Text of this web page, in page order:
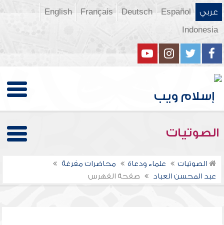
عربي Español
Deutsch
Français
English
Indonesia
الصوتيات
الصوتيات علماء ودعاة
محاضرات مفرغة
عبد المحسن العباد
صفحة الفهرس